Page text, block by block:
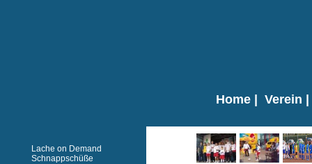
Home Verein
Lache on Demand
Schnappschüße